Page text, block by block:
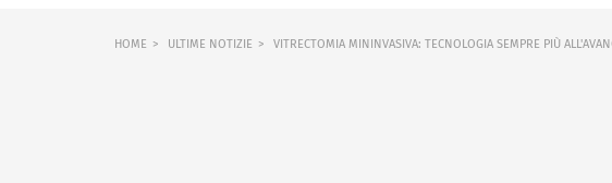
HOME ULTIME NOTIZIE VITRECTOMIA MININVASIVA: TECNOLOGIA SEMPRE PIÙ